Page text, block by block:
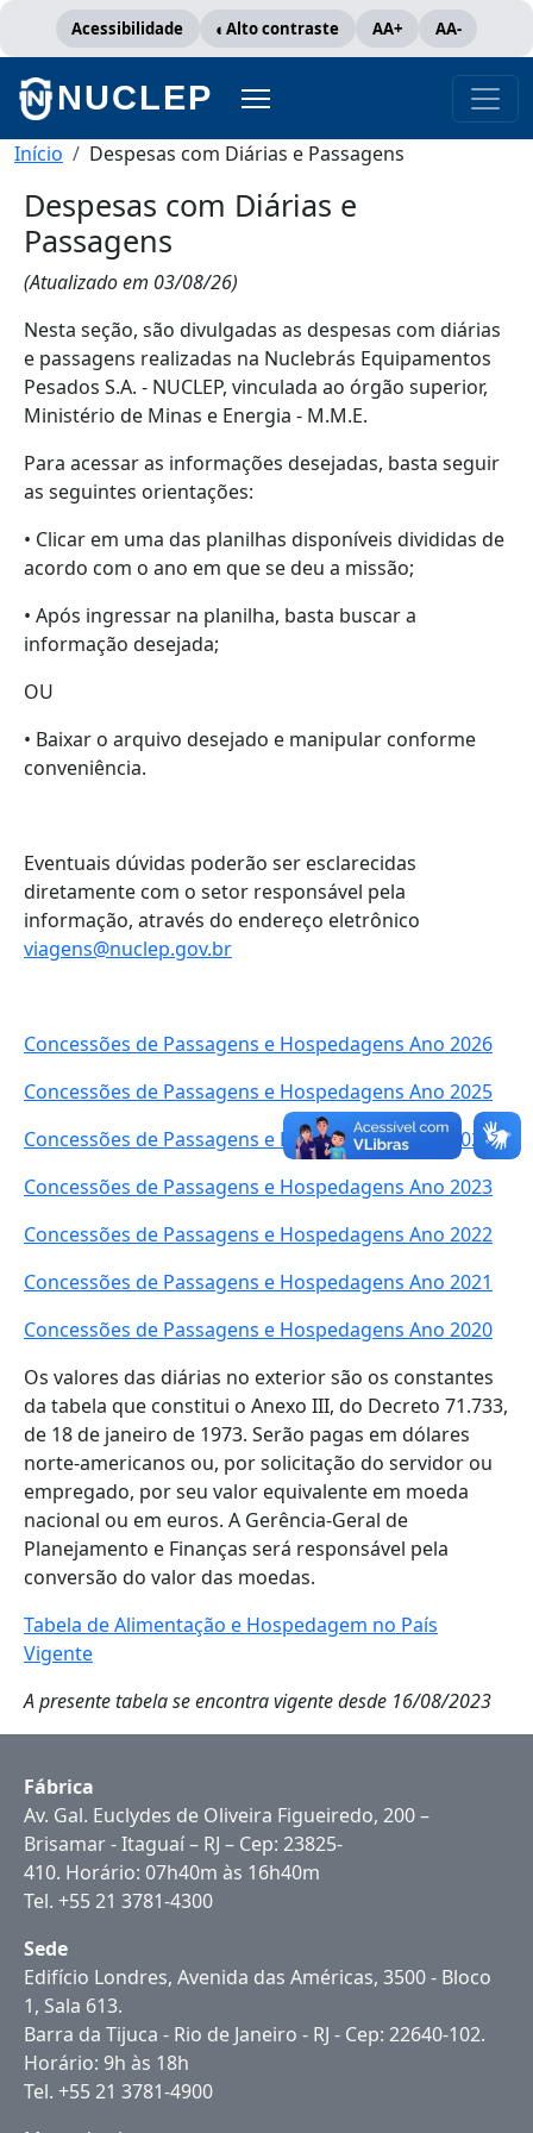
Acessibilidade Alto contraste AA+ AA-
NUCLEP
Trilha de navegação
Início Despesas com Diárias e Passagens
Despesas com Diárias e
Passagens
(Atualizado em 03/08/26)
Nesta seção, são divulgadas as despesas com diárias
e passagens realizadas na Nuclebrás Equipamentos
Pesados S.A. - NUCLEP, vinculada ao órgão superior,
Ministério de Minas e Energia - M.M.E.
Para acessar as informações desejadas, basta seguir
as seguintes orientações:
• Clicar em uma das planilhas disponíveis divididas de
acordo com o ano em que se deu a missão;
• Após ingressar na planilha, basta buscar a
informação desejada;
OU
• Baixar o arquivo desejado e manipular conforme
conveniência.
Eventuais dúvidas poderão ser esclarecidas
diretamente com o setor responsável pela
informação, através do endereço eletrônico
viagens@nuclep.gov.br
Concessões de Passagens e Hospedagens Ano 2026
Concessões de Passagens e Hospedagens Ano 2025
Concessões de Passagens e Hospedagens Ano 2024
Concessões de Passagens e Hospedagens Ano 2023
Concessões de Passagens e Hospedagens Ano 2022
Concessões de Passagens e Hospedagens Ano 2021
Concessões de Passagens e Hospedagens Ano 2020
Os valores das diárias no exterior são os constantes
da tabela que constitui o Anexo III, do Decreto 71.733,
de 18 de janeiro de 1973. Serão pagas em dólares
norte-americanos ou, por solicitação do servidor ou
empregado, por seu valor equivalente em moeda
nacional ou em euros. A Gerência-Geral de
Planejamento e Finanças será responsável pela
conversão do valor das moedas.
Tabela de Alimentação e Hospedagem no País
Vigente
A presente tabela se encontra vigente desde 16/08/2023
Fábrica
Av. Gal. Euclydes de Oliveira Figueiredo, 200 –
Brisamar - Itaguaí – RJ – Cep: 23825-
410. Horário: 07h40m às 16h40m
Tel. +55 21 3781-4300
Sede
Edifício Londres, Avenida das Américas, 3500 - Bloco
1, Sala 613.
Barra da Tijuca - Rio de Janeiro - RJ - Cep: 22640-102.
Horário: 9h às 18h
Tel. +55 21 3781-4900